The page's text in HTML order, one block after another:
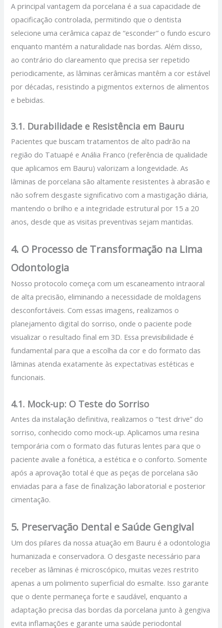
A principal vantagem da porcelana é a sua capacidade de
opacificação controlada, permitindo que o dentista
selecione uma cerâmica capaz de “esconder” o fundo escuro
enquanto mantém a naturalidade nas bordas. Além disso,
ao contrário do clareamento que precisa ser repetido
periodicamente, as lâminas cerâmicas mantêm a cor estável
por décadas, resistindo a pigmentos externos de alimentos
e bebidas.
3.1. Durabilidade e Resistência em Bauru
Pacientes que buscam tratamentos de alto padrão na
região do Tatuapé e Anália Franco (referência de qualidade
que aplicamos em Bauru) valorizam a longevidade. As
lâminas de porcelana são altamente resistentes à abrasão e
não sofrem desgaste significativo com a mastigação diária,
mantendo o brilho e a integridade estrutural por 15 a 20
anos, desde que as visitas preventivas sejam mantidas.
4. O Processo de Transformação na Lima
Odontologia
Nosso protocolo começa com um escaneamento intraoral
de alta precisão, eliminando a necessidade de moldagens
desconfortáveis. Com essas imagens, realizamos o
planejamento digital do sorriso, onde o paciente pode
visualizar o resultado final em 3D. Essa previsibilidade é
fundamental para que a escolha da cor e do formato das
lâminas atenda exatamente às expectativas estéticas e
funcionais.
4.1. Mock-up: O Teste do Sorriso
Antes da instalação definitiva, realizamos o “test drive” do
sorriso, conhecido como mock-up. Aplicamos uma resina
temporária com o formato das futuras lentes para que o
paciente avalie a fonética, a estética e o conforto. Somente
após a aprovação total é que as peças de porcelana são
enviadas para a fase de finalização laboratorial e posterior
cimentação.
5. Preservação Dental e Saúde Gengival
Um dos pilares da nossa atuação em Bauru é a odontologia
humanizada e conservadora. O desgaste necessário para
receber as lâminas é microscópico, muitas vezes restrito
apenas a um polimento superficial do esmalte. Isso garante
que o dente permaneça forte e saudável, enquanto a
adaptação precisa das bordas da porcelana junto à gengiva
evita inflamações e garante uma saúde periodontal